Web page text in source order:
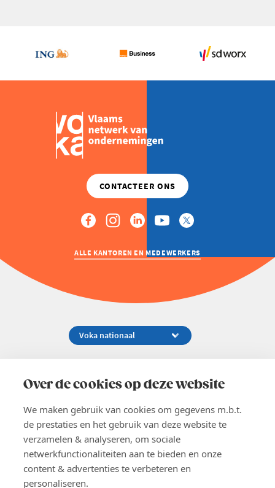
Over de cookies op deze website
We maken gebruik van cookies om gegevens m.b.t.
de prestaties en het gebruik van deze website te
verzamelen & analyseren, om sociale
netwerkfunctionaliteiten aan te bieden en onze
content & advertenties te verbeteren en
personaliseren.
ALLE KANTOREN EN MEDEWERKERS
02 229 81 11
EN